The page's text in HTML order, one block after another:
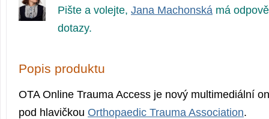
Pište a volejte, Jana Machonská má
dotazy.
Popis produktu
OTA Online Trauma Access je nový multimediální
pod hlavičkou Orthopaedic Trauma Association.